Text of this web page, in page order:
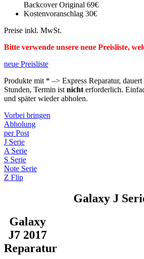
Backcover Original 69€
Kostenvoranschlag 30€
Preise inkl. MwSt.
Bitte verwende unsere neue Preisliste,
neue Preisliste
Produkte mit * –> Express Reparatur,
Stunden, Termin ist nicht erforderlich.
und später wieder abholen.
Vorbei bringen
Abholung
per Post
J Serie
A Serie
S Serie
Note Serie
Z Flip
Galaxy J
Galaxy
J7 2017
Reparatur